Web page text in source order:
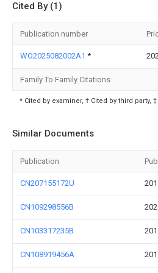
Cited By (1)
Publication number
WO2025082002A1 *
Family To Family Citations
* Cited by examiner, † Cited by third party,
Similar Documents
Publication
CN207155172U
CN109298556B
CN103317235B
CN108919456A